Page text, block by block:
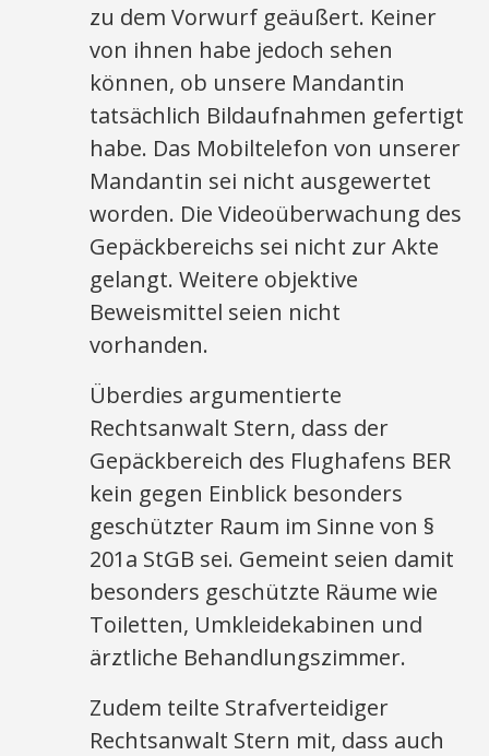
zu dem Vorwurf geäußert. Keiner
von ihnen habe jedoch sehen
können, ob unsere Mandantin
tatsächlich Bildaufnahmen gefertigt
habe. Das Mobiltelefon von unserer
Mandantin sei nicht ausgewertet
worden. Die Videoüberwachung des
Gepäckbereichs sei nicht zur Akte
gelangt. Weitere objektive
Beweismittel seien nicht
vorhanden.
Überdies argumentierte
Rechtsanwalt Stern, dass der
Gepäckbereich des Flughafens BER
kein gegen Einblick besonders
geschützter Raum im Sinne von §
201a StGB sei. Gemeint seien damit
besonders geschützte Räume wie
Toiletten, Umkleidekabinen und
ärztliche Behandlungszimmer.
Zudem teilte Strafverteidiger
Rechtsanwalt Stern mit, dass auch